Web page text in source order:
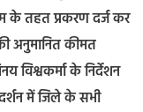
के तहत प्रकरण दर्ज कर
अनुमानित कीमत
विश्वकर्मा के निर्देशन
में जिले के सभी